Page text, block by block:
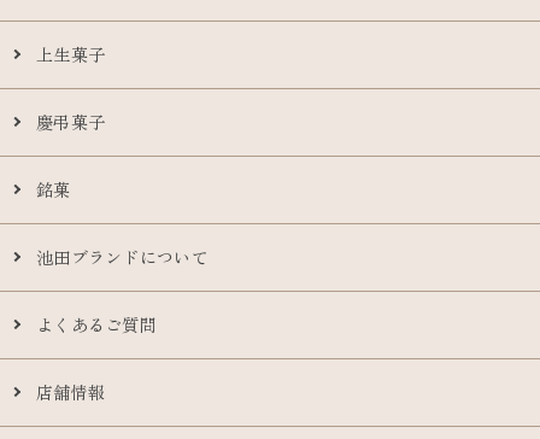
上生菓子
慶弔菓子
銘菓
池田ブランドについて
よくあるご質問
店舗情報